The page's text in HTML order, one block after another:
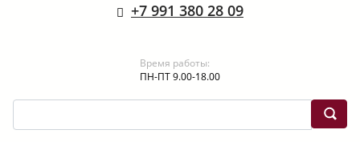
+7 991 380 28 09
Время работы:
ПН-ПТ 9.00-18.00